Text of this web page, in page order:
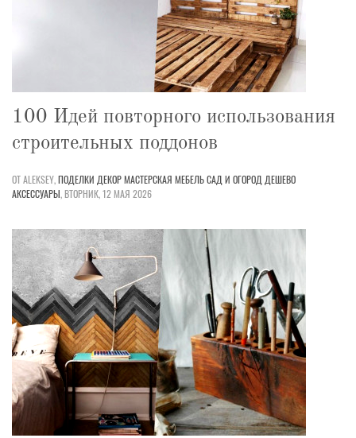
100 Идей повторного использования
строительных поддонов
ОТ ALEKSEY,ПОДЕЛКИ ДЕКОРМАСТЕРСКАЯ МЕБЕЛЬСАД И ОГОРОД ДЕШЕВО
АКСЕССУАРЫ,ВТОРНИК, 12 МАЯ 2026